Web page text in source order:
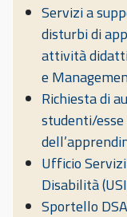
Servizi a
disturbi di
attività
e
Richiesta di
studenti/
Ufficio
Disabilità
Sportello